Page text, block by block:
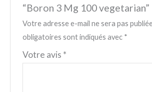
“Boron 3 Mg 100 vegetarian”
Votre adresse e-mail ne sera pas
obligatoires sont indiqués avec *
Votre avis *